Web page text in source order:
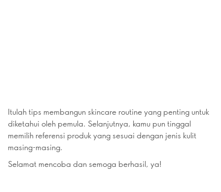
Itulah tips membangun skincare routine yang penting untuk
diketahui oleh pemula. Selanjutnya, kamu pun tinggal
memilih referensi produk yang sesuai dengan jenis kulit
masing-masing.
Selamat mencoba dan semoga berhasil, ya!